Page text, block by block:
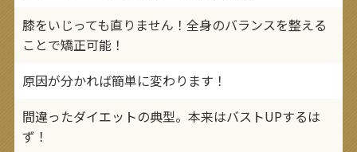
膝をいじっても直りません！全身のバランスを整える
ことで矯正可能！
原因が分かれば簡単に変わります！
間違ったダイエットの典型。本来はバストUPするは
ず！